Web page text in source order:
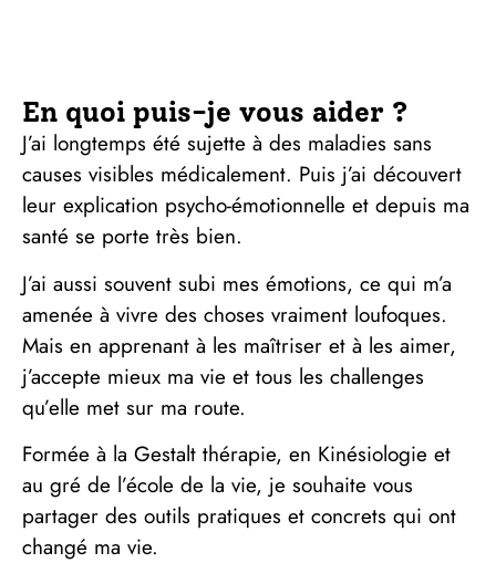
En quoi puis-je vous aider ?
J’ai longtemps été sujette à des maladies sans
causes visibles médicalement. Puis j’ai découvert
leur explication psycho-émotionnelle et depuis ma
santé se porte très bien.
J’ai aussi souvent subi mes émotions, ce qui m’a
amenée à vivre des choses vraiment loufoques.
Mais en apprenant à les maîtriser et à les aimer,
j’accepte mieux ma vie et tous les challenges
qu’elle met sur ma route.
Formée à la Gestalt thérapie, en Kinésiologie et
au gré de l’école de la vie, je souhaite vous
partager des outils pratiques et concrets qui ont
changé ma vie.